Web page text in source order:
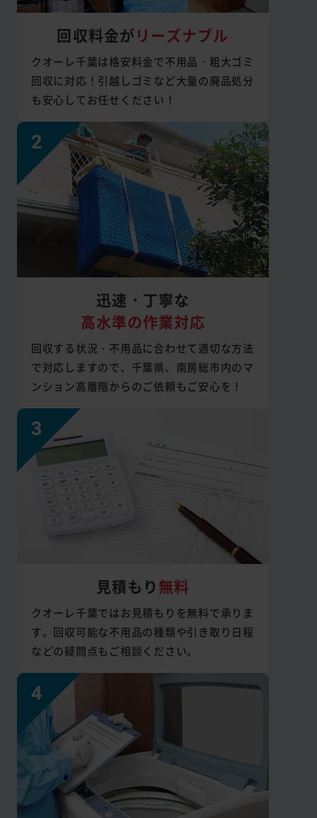
回収料金が リーズナブル
クオーレ千葉は格安料金で不用品・粗大ゴミ
回収に対応！引越しゴミなど大量の廃品処分
も安心してお任せください！
迅速・丁寧な
高水準の作業対応
回収する状況・不用品に合わせて適切な方法
で対応しますので、千葉県、南房総市内のマ
ンション高層階からのご依頼もご安心を！
見積もり 無料
クオーレ千葉ではお見積もりを無料で承りま
す。回収可能な不用品の種類や引き取り日程
などの疑問点もご相談ください。